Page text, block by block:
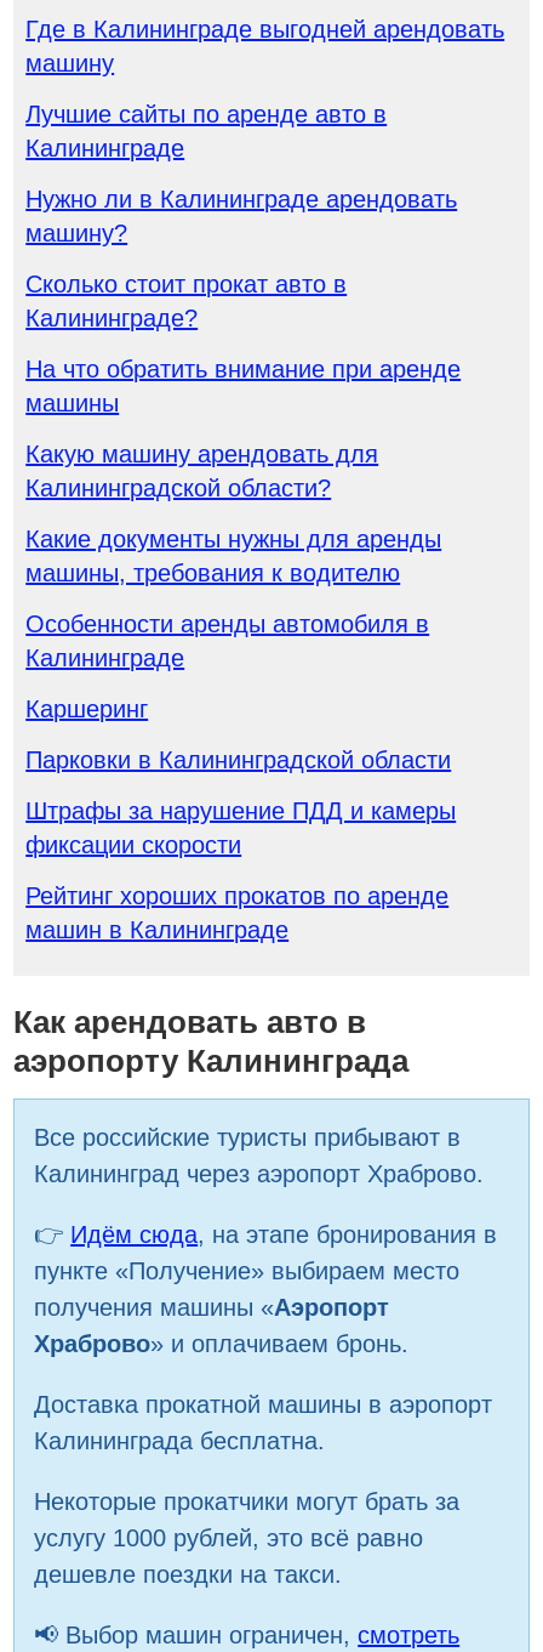
Где в Калининграде выгодней арендовать
машину
Лучшие сайты по аренде авто в
Калининграде
Нужно ли в Калининграде арендовать
машину?
Сколько стоит прокат авто в
Калининграде?
На что обратить внимание при аренде
машины
Какую машину арендовать для
Калининградской области?
Какие документы нужны для аренды
машины, требования к водителю
Особенности аренды автомобиля в
Калининграде
Каршеринг
Парковки в Калининградской области
Штрафы за нарушение ПДД и камеры
фиксации скорости
Рейтинг хороших прокатов по аренде
машин в Калининграде
Как арендовать авто в
аэропорту Калининграда
Все российские туристы прибывают в
Калининград через аэропорт Храброво.
👉 Идём сюда, на этапе бронирования в
пункте «Получение» выбираем место
получения машины «Аэропорт
Храброво» и оплачиваем бронь.
Доставка прокатной машины в аэропорт
Калининграда бесплатна.
Некоторые прокатчики могут брать за
услугу 1000 рублей, это всё равно
дешевле поездки на такси.
📢 Выбор машин ограничен,смотреть